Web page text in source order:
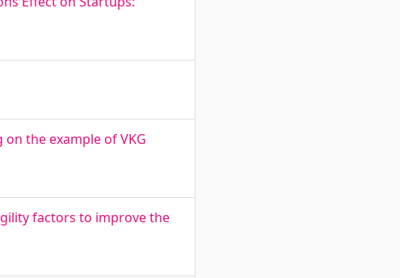
the example of VKG
factors to improve the